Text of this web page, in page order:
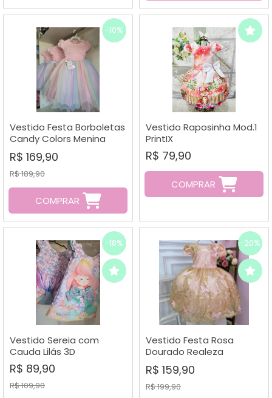
-10%
Vestido Festa Borboletas
Candy Colors Menina
Bonita
R$ 169,90
R$ 189,90
COMPRAR
Vestido Raposinha Mod.1
PrintIX
R$ 79,90
COMPRAR
-18%
Vestido Sereia com
Cauda Lilás 3D
R$ 89,90
R$ 109,90
-20%
Vestido Festa Rosa
Dourado Realeza
Butterfly Enjoy Kids
R$ 159,90
R$ 199,90